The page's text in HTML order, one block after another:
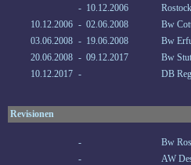
- 10.12.2006
Rostock
10.12.2006 - 02.06.2008
Bw
03.06.2008 - 19.06.2008
Bw
20.06.2008 - 09.12.2017
Bw
10.12.2017 - DB
Revisionen
-
Bw
-
AW